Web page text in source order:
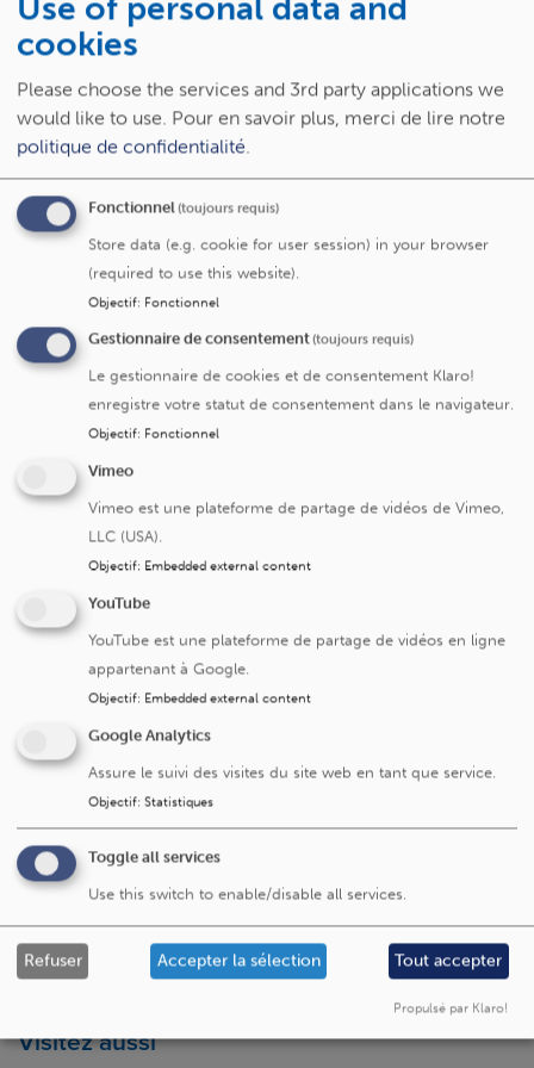
Spécialités
Chirurgie dermatologique et unguéale
Service/centre
Dermatologie
Cliniques universitaires Saint-Luc
Avenue Hippocrate 10
+32 2 764 11 11
Fax. +32 2 764 37 03
N° d'entreprise: 0416.885.016
Visitez aussi
cookies
Please choose the services and 3rd party applications we
would like to use. Pour en savoir plus, merci de lire notre
politique de confidentialité.
Fonctionnel(toujours requis)
Store data (e.g. cookie for user session) in your browser
(required to use this website).
Objectif: Fonctionnel
Gestionnaire de consentement(toujours requis)
Le gestionnaire de cookies et de consentement Klaro!
enregistre votre statut de consentement dans le navigateur.
Objectif: Fonctionnel
Vimeo
Vimeo est une plateforme de partage de vidéos de Vimeo,
LLC (USA).
Objectif: Embedded external content
YouTube
YouTube est une plateforme de partage de vidéos en ligne
appartenant à Google.
Objectif: Embedded external content
Google Analytics
Assure le suivi des visites du site web en tant que service.
Objectif: Statistiques
Toggle all services
Use this switch to enable/disable all services.
Refuser Accepter la sélection Tout accepter
Propulsé par Klaro!